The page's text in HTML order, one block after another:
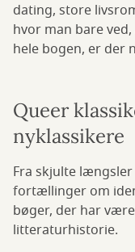
dating, store
hvor man bare
hele bogen, er der
Queer
nyklassikere
Fra skjulte
fortællinger om
bøger, der har
litteraturhistorie.